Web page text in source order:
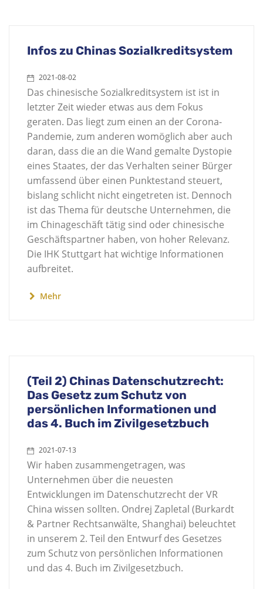
Infos zu Chinas Sozialkreditsystem
2021-08-02
Das chinesische Sozialkreditsystem ist ist in
letzter Zeit wieder etwas aus dem Fokus
geraten. Das liegt zum einen an der Corona-
Pandemie, zum anderen womöglich aber auch
daran, dass die an die Wand gemalte Dystopie
eines Staates, der das Verhalten seiner Bürger
umfassend über einen Punktestand steuert,
bislang schlicht nicht eingetreten ist. Dennoch
ist das Thema für deutsche Unternehmen, die
im Chinageschäft tätig sind oder chinesische
Geschäftspartner haben, von hoher Relevanz.
Die IHK Stuttgart hat wichtige Informationen
aufbreitet.
Mehr
(Teil 2) Chinas Datenschutzrecht:
Das Gesetz zum Schutz von
persönlichen Informationen und
das 4. Buch im Zivilgesetzbuch
2021-07-13
Wir haben zusammengetragen, was
Unternehmen über die neuesten
Entwicklungen im Datenschutzrecht der VR
China wissen sollten. Ondrej Zapletal (Burkardt
& Partner Rechtsanwälte, Shanghai) beleuchtet
in unserem 2. Teil den Entwurf des Gesetzes
zum Schutz von persönlichen Informationen
und das 4. Buch im Zivilgesetzbuch.